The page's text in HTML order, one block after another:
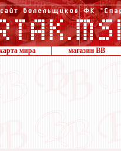
мира магазин ВВ